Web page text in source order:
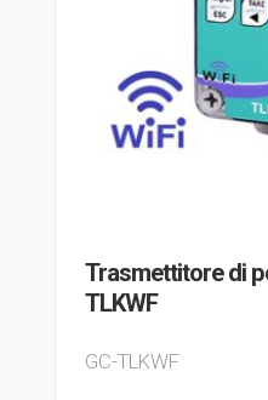
Trasmettitore di
TLKWF
GC-TLKWF